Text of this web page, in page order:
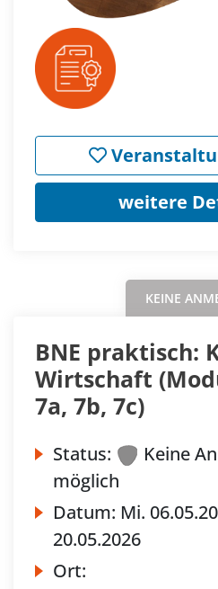
weitere
KEINE
BNE praktisch:
Wirtschaft
7a, 7b, 7c)
Status:
Keine
möglich
Datum: Mi.
20.05.2026
Ort: